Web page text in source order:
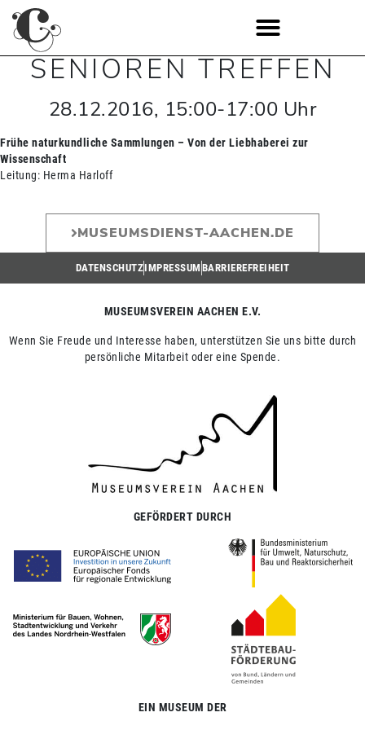
SENIOREN TREFFEN
28.12.2016, 15:00-17:00 Uhr
Frühe naturkundliche Sammlungen – Von der Liebhaberei zur
Wissenschaft
Leitung: Herma Harloff
MUSEUMSDIENST-AACHEN.DE
DATENSCHUTZIMPRESSUM BARRIEREFREIHEIT
MUSEUMSVEREIN AACHEN E.V.
Wenn Sie Freude und Interesse haben, unterstützen Sie uns bitte durch
persönliche Mitarbeit oder eine Spende.
GEFÖRDERT DURCH
EIN MUSEUM DER